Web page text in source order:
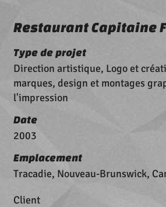
Restaurant Capitaine
Type de projet
Direction artistique, Logo et
marques, design et montages
l'impression
Date
2003
Emplacement
Tracadie, Nouveau-Brunswick,
Client